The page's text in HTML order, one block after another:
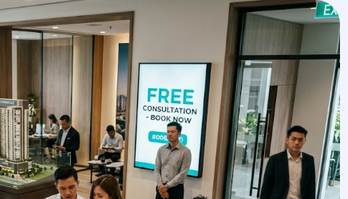
статьи
ответ получить КП